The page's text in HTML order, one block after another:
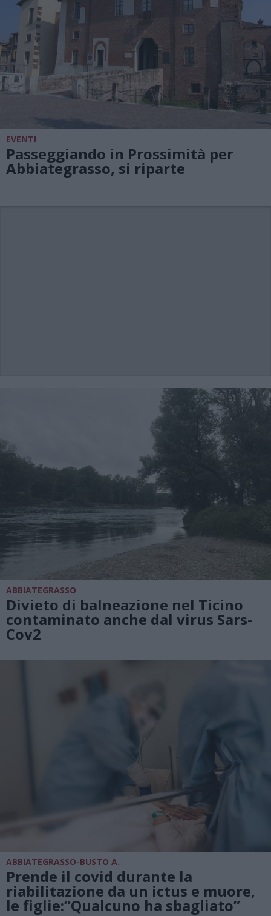
EVENTI
Passeggiando in Prossimità per
Abbiategrasso, si riparte
ABBIATEGRASSO
Divieto di balneazione nel Ticino
contaminato anche dal virus Sars-
Cov2
ABBIATEGRASSO-BUSTO A.
Prende il covid durante la
riabilitazione da un ictus e muore,
le figlie:”Qualcuno ha sbagliato”